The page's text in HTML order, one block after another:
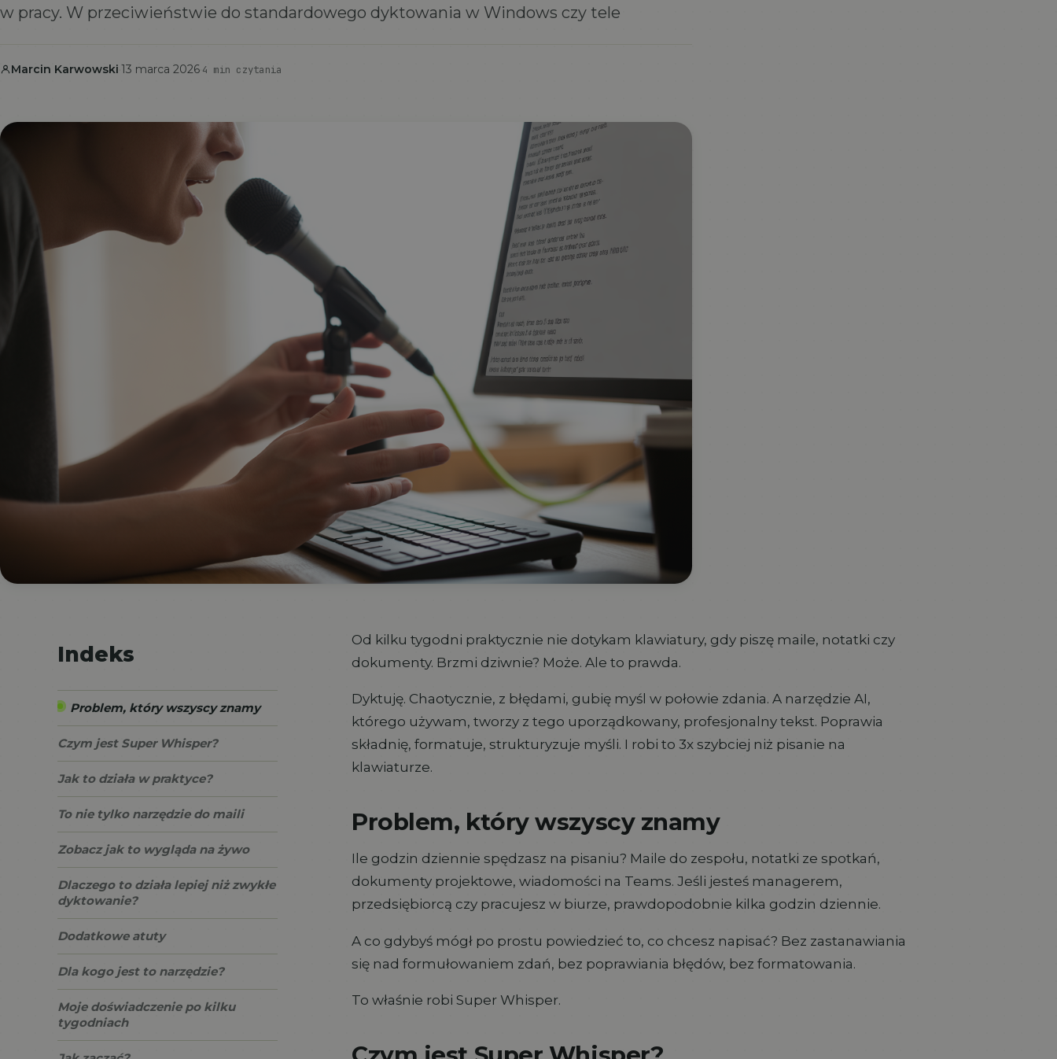
w pracy. W przeciwieństwie do standardowego dyktowania w Windows czy tele
Marcin Karwowski 13 marca 2026 4 min czytania
Indeks
Problem, który wszyscy znamy
Czym jest Super Whisper?
Jak to działa w praktyce?
To nie tylko narzędzie do maili
Zobacz jak to wygląda na żywo
Dlaczego to działa lepiej niż zwykłe
dyktowanie?
Dodatkowe atuty
Dla kogo jest to narzędzie?
Moje doświadczenie po kilku
tygodniach
Od kilku tygodni praktycznie nie dotykam klawiatury, gdy piszę maile, notatki czy
dokumenty. Brzmi dziwnie? Może. Ale to prawda.
Dyktuję. Chaotycznie, z błędami, gubię myśl w połowie zdania. A narzędzie AI,
którego używam, tworzy z tego uporządkowany, profesjonalny tekst. Poprawia
składnię, formatuje, strukturyzuje myśli. I robi to 3x szybciej niż pisanie na
klawiaturze.
Problem, który wszyscy znamy
Ile godzin dziennie spędzasz na pisaniu? Maile do zespołu, notatki ze spotkań,
dokumenty projektowe, wiadomości na Teams. Jeśli jesteś managerem,
przedsiębiorcą czy pracujesz w biurze, prawdopodobnie kilka godzin dziennie.
A co gdybyś mógł po prostu powiedzieć to, co chcesz napisać? Bez zastanawiania
się nad formułowaniem zdań, bez poprawiania błędów, bez formatowania.
To właśnie robi Super Whisper.